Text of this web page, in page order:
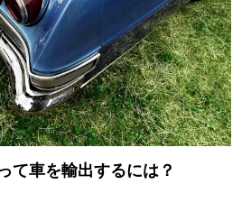
て車を輸出するには？